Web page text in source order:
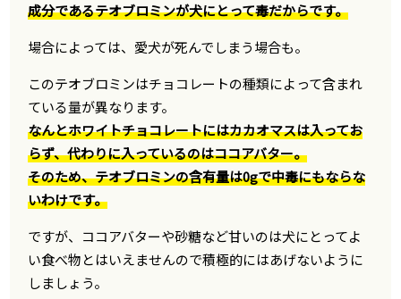
成分であるテオブロミンが犬にとって毒だからです。
場合によっては、愛犬が死んでしまう場合も。
このテオブロミンはチョコレートの種類によって含まれ
ている量が異なります。
なんとホワイトチョコレートにはカカオマスは入ってお
らず、代わりに入っているのはココアバター。
そのため、テオブロミンの含有量は0gで中毒にもならな
いわけです。
ですが、ココアバターや砂糖など甘いのは犬にとってよ
い食べ物とはいえませんので積極的にはあげないように
しましょう。